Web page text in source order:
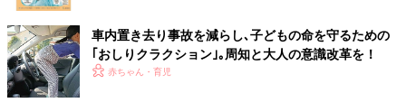
「フランスでは、2020年から使い捨てプラ容器を禁止するそう
です。ＥＵも、ファストフード店で使われる使い捨てプラ食器を
禁止するよう、加盟国に呼び掛け始めたようです。いずれは日本
も、包装のプラ容器も削減していかなければならなくなるので
車内置き去り事故を減らし､子どもの命を守るための
｢おしりクラクション｣｡周知と大人の意識改革を！
赤ちゃん・育児